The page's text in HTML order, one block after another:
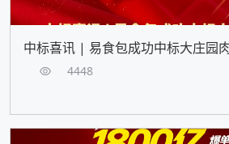
中标喜讯 | 易食包成功中标大庄园
4448